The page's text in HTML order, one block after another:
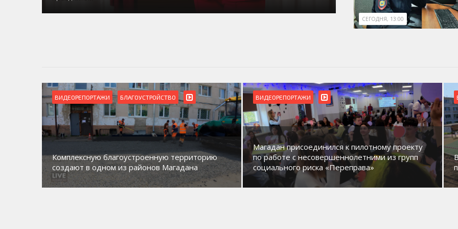
СЕГОДНЯ, 13:00
ВИДЕОРЕПОРТАЖИ БЛАГОУСТРОЙСТВО
Комплексную благоустроенную территорию
создают в одном из районов Магадана
ВИДЕОРЕПОРТАЖИ
Магадан присоединился к пилотному проекту
по работе с несовершеннолетними из групп
социального риска «Переправа»